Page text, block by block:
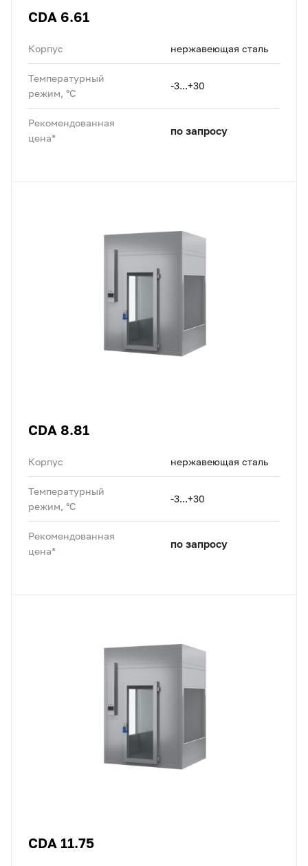
CDA 6.61
Корпус нержавеющая сталь
Температурный
режим, °C
-3...+30
Рекомендованная
цена*
по запросу
CDA 8.81
Корпус нержавеющая сталь
Температурный
режим, °C
-3...+30
Рекомендованная
цена*
по запросу
CDA 11.75